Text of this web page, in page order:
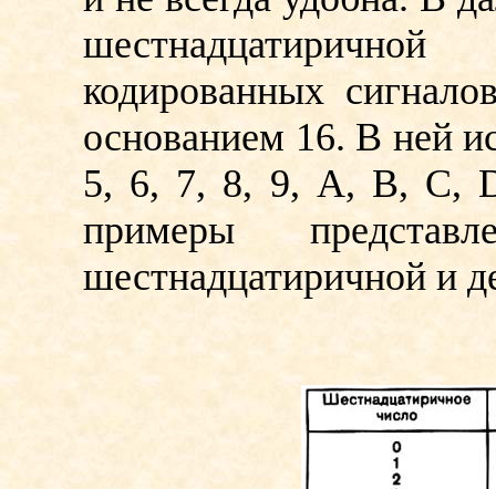
кодированных
основанием 16. В ней
5, 6, 7, 8, 9, А, В, С,
примеры
шестнадцатиричной и